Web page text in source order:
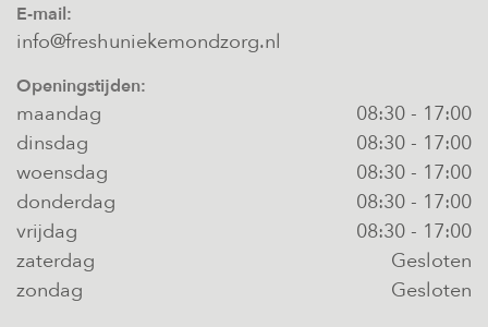
E-mail:
info@freshuniekemondzorg.nl
Openingstijden:
maandag 08:30 - 17:00
dinsdag
08:30 - 17:00
woensdag
08:30 - 17:00
donderdag
08:30 - 17:00
vrijdag
08:30 - 17:00
zaterdag
Gesloten
zondag
Gesloten